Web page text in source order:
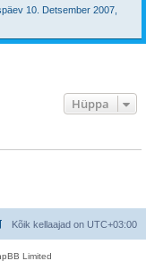
10. Detsember 2007,
Hüppa
Kõik kellaajad on UTC+03:00
Limited